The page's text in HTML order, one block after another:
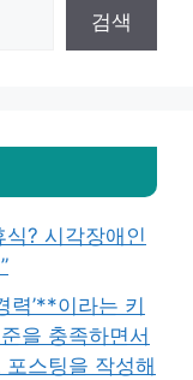
검색
? 시각장애인
력’**이라는 키
을 충족하면서
스팅을 작성해